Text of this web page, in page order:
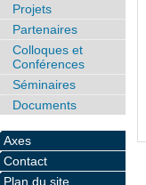
Projets
Partenaires
Colloques et
Conférences
Séminaires
Documents
Axes
Contact
Plan du site